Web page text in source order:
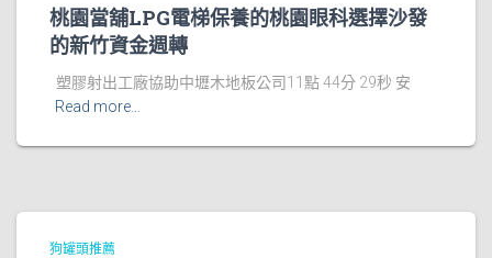
桃園當舖LPG電梯保養的桃園眼科選擇沙發
的新竹資金週轉
塑膠射出工廠協助中壢木地板公司11點 44分 29秒 安
Read more…
狗罐頭推薦